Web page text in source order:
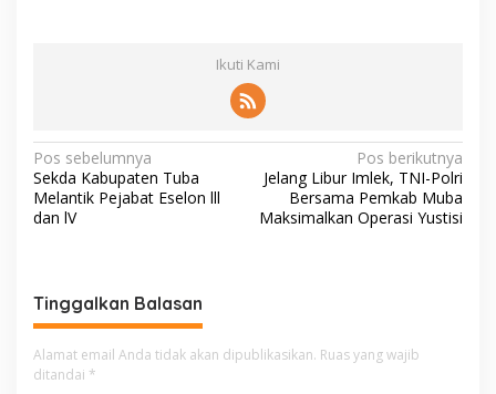
Ikuti Kami
N
a
v
g
a
s
i
Pos sebelumnya
Sekda Kabupaten Tuba
Melantik Pejabat Eselon lll
dan lV
Pos berikutnya
Jelang Libur Imlek, TNI-Polri
Bersama Pemkab Muba
Maksimalkan Operasi Yustisi
Tinggalkan Balasan
Alamat email Anda tidak akan dipublikasikan. Ruas yang wajib
ditandai *